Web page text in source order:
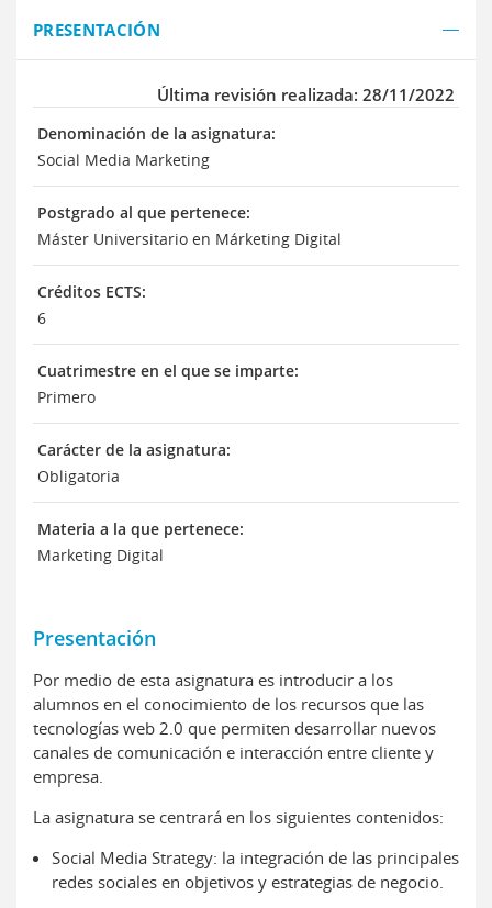
PRESENTACIÓN
Última revisión realizada: 28/11/2022
Denominación de la asignatura:
Social Media Marketing
Postgrado al que pertenece:
Máster Universitario en Márketing Digital
Créditos ECTS:
6
Cuatrimestre en el que se imparte:
Primero
Carácter de la asignatura:
Obligatoria
Materia a la que pertenece:
Marketing Digital
Presentación
Por medio de esta asignatura es introducir a los
alumnos en el conocimiento de los recursos que las
tecnologías web 2.0 que permiten desarrollar nuevos
canales de comunicación e interacción entre cliente y
empresa.
La asignatura se centrará en los siguientes contenidos:
Social Media Strategy: la integración de las principales
redes sociales en objetivos y estrategias de negocio.